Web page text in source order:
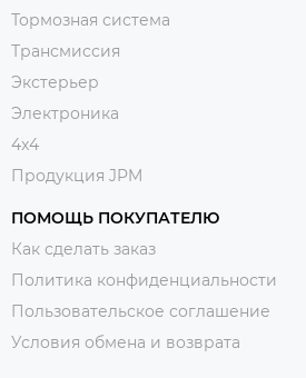
Тормозная система
Трансмиссия
Экстерьер
Электроника
4x4
Продукция JPM
ПОМОЩЬ ПОКУПАТЕЛЮ
Как сделать заказ
Политика конфиденциальности
Пользовательское соглашение
Условия обмена и возврата